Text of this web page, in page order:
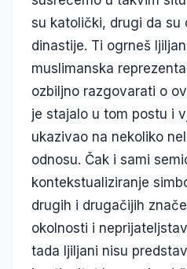
su katolički, drugi da su
dinastije. Ti ogrneš
muslimanska
ozbiljno razgovarati o
je stajalo u tom postu i
ukazivao na nekoliko
odnosu. Čak i sami
kontekstualiziranje
drugih i drugačijih
okolnosti i
tada ljiljani nisu